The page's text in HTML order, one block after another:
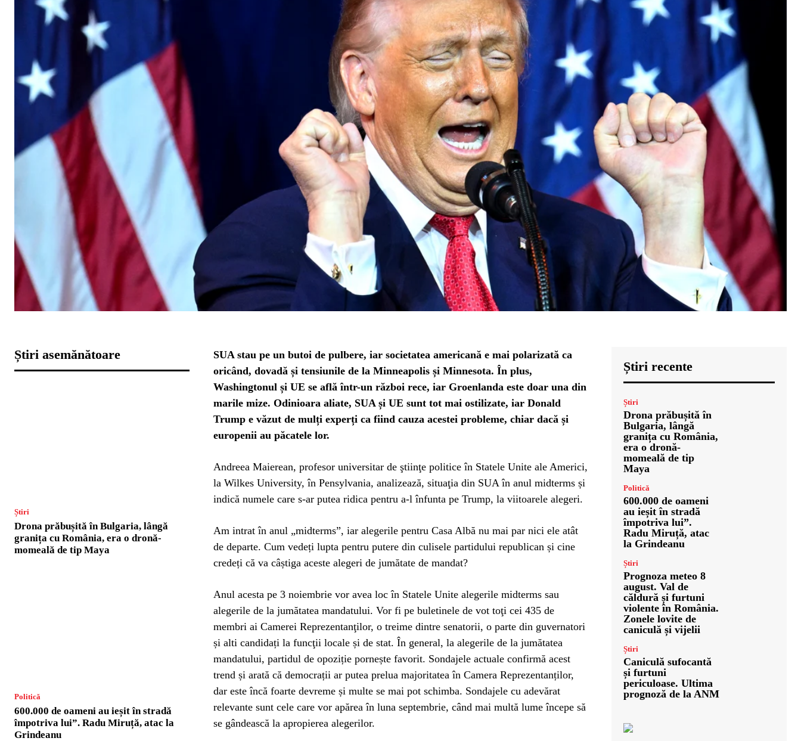
Știri asemănătoare
Știri
Drona prăbușită în Bulgaria, lângă
granița cu România, era o dronă-
momeală de tip Maya
Politică
600.000 de oameni au ieșit în stradă
împotriva lui”. Radu Miruță, atac la
Grindeanu
SUA stau pe un butoi de pulbere, iar societatea americană e mai polarizată ca
oricând, dovadă și tensiunile de la Minneapolis și Minnesota. În plus,
Washingtonul și UE se află într-un război rece, iar Groenlanda este doar una din
marile mize. Odinioara aliate, SUA și UE sunt tot mai ostilizate, iar Donald
Trump e văzut de mulți experți ca fiind cauza acestei probleme, chiar dacă și
europenii au păcatele lor.
Andreea Maierean, profesor universitar de ştiinţe politice în Statele Unite ale Americi,
la Wilkes University, în Pensylvania, analizează, situaţia din SUA în anul midterms și
indică numele care s-ar putea ridica pentru a-l înfunta pe Trump, la viitoarele alegeri.
Am intrat în anul „midterms”, iar alegerile pentru Casa Albă nu mai par nici ele atât
de departe. Cum vedeți lupta pentru putere din culisele partidului republican și cine
credeți că va câștiga aceste alegeri de jumătate de mandat?
Anul acesta pe 3 noiembrie vor avea loc în Statele Unite alegerile midterms sau
alegerile de la jumătatea mandatului. Vor fi pe buletinele de vot toţi cei 435 de
membri ai Camerei Reprezentanţilor, o treime dintre senatorii, o parte din guvernatori
și alti candidați la funcţii locale și de stat. În general, la alegerile de la jumătatea
mandatului, partidul de opoziție pornește favorit. Sondajele actuale confirmă acest
trend și arată că democrații ar putea prelua majoritatea în Camera Reprezentanților,
dar este încă foarte devreme și multe se mai pot schimba. Sondajele cu adevărat
relevante sunt cele care vor apărea în luna septembrie, când mai multă lume începe să
se gândească la apropierea alegerilor.
Știri recente
Știri
Drona prăbușită în
Bulgaria, lângă
granița cu România,
era o dronă-
momeală de tip
Maya
Politică
600.000 de oameni
au ieșit în stradă
împotriva lui”.
Radu Miruță, atac
la Grindeanu
Știri
Prognoza meteo 8
august. Val de
căldură și furtuni
violente în România.
Zonele lovite de
caniculă și vijelii
Știri
Caniculă sufocantă
și furtuni
periculoase. Ultima
prognoză de la ANM